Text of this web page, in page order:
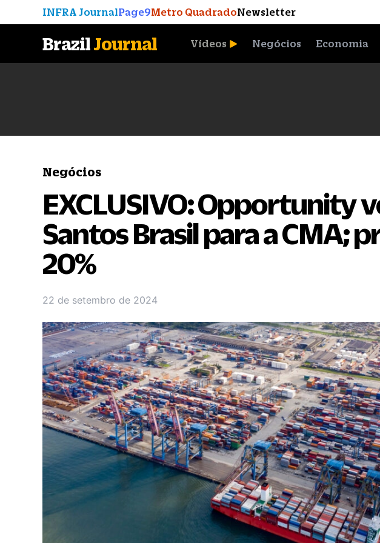
INFRA JournalPage9Metro QuadradoNewsletter
BrazilJournal Vídeos Negócios Economia
Negócios
EXCLUSIVO: Opportunity
Santos Brasil para a CMA;
20%
22 de setembro de 2024